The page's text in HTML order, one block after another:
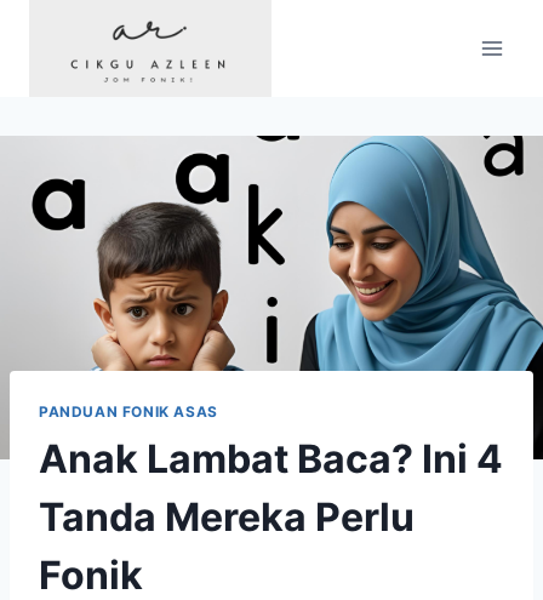
PANDUAN FONIK ASAS
Anak Lambat Baca? Ini 4
Tanda Mereka Perlu
Fonik